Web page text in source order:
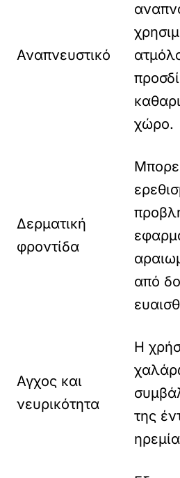
Αναπνευστικό
χώρο.
Δερματική
φροντίδα
από
Αγχος και
νευρικότητα
Η
της